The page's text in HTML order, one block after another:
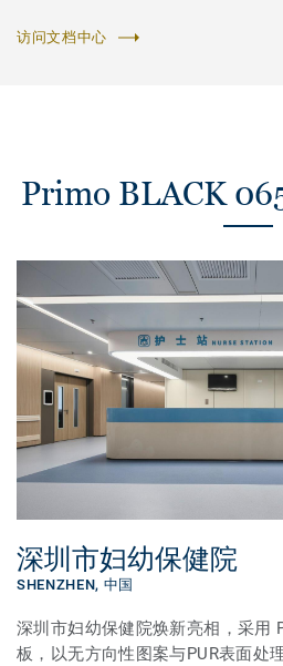
访问文档中心
Primo BLACK
深圳市妇幼保健院
SHENZHEN, 中国
深圳市妇幼保健院焕新亮相，采用
板，以无方向性图案与PUR表面处